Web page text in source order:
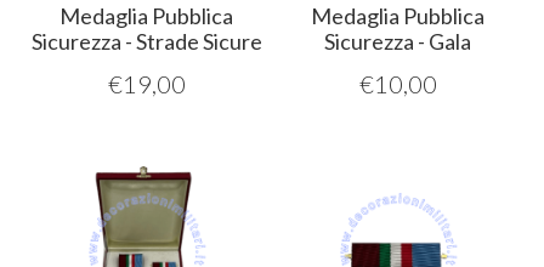
Medaglia Pubblica
Sicurezza - Strade Sicure
€19,00
Medaglia Pubblica
Sicurezza - Gala
€10,00